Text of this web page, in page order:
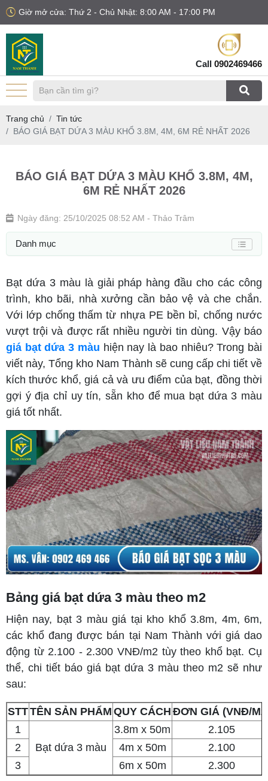
Giờ mở cửa: Thứ 2 - Chủ Nhật: 8:00 AM - 17:00 PM
Call 0902469466
Trang chủ
Tin tức
BÁO GIÁ BẠT DỨA 3 MÀU KHỔ 3.8M, 4M, 6M RẺ NHẤT 2026
BÁO GIÁ BẠT DỨA 3 MÀU KHỔ 3.8M, 4M,
6M RẺ NHẤT 2026
Ngày đăng: 25/10/2025 08:52 AM - Thảo Trâm
Danh mục
Bạt dứa 3 màu là giải pháp hàng đầu cho các công
trình, kho bãi, nhà xưởng cần bảo vệ và che chắn.
Với lớp chống thấm từ nhựa PE bền bỉ, chống nước
vượt trội và được rất nhiều người tin dùng. Vậy báo
giá bạt dứa 3 màu hiện nay là bao nhiêu? Trong bài
viết này, Tổng kho Nam Thành sẽ cung cấp chi tiết về
kích thước khổ, giá cả và ưu điểm của bạt, đồng thời
gợi ý địa chỉ uy tín, sẵn kho để mua bạt dứa 3 màu
giá tốt nhất.
Bảng giá bạt dứa 3 màu theo m2
Hiện nay, bạt 3 màu giá tại kho khổ 3.8m, 4m, 6m,
các khổ đang được bán tại Nam Thành với giá dao
động từ 2.100 - 2.300 VNĐ/m2 tùy theo khổ bạt. Cụ
thể, chi tiết báo giá bạt dứa 3 màu theo m2 sẽ như
sau:
STTTÊN SẢN PHẨM QUY CÁCH ĐƠN GIÁ (VNĐ/
1
Bạt dứa 3 màu
3.8m x 50m
2.105
2
4m x 50m
2.100
3
6m x 50m 2.300